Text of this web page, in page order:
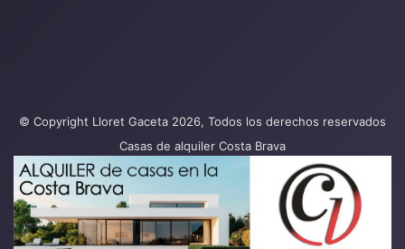
© Copyright Lloret Gaceta 2026, Todos los derechos reservados
Casas de alquiler Costa Brava